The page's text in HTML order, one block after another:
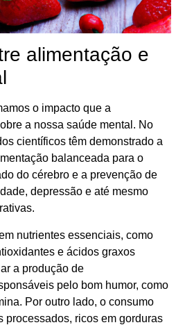
alimentação e
o impacto que a
a nossa saúde mental. No
científicos têm demonstrado a
balanceada para o
do cérebro e a prevenção de
depressão e até mesmo
nutrientes essenciais, como
e ácidos graxos
a produção de
pelo bom humor, como
Por outro lado, o consumo
processados, ricos em gorduras